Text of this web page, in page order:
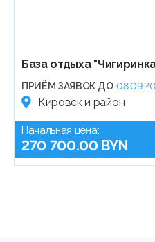
База отдыха
ПРИЁМ ЗАЯВОК ДО
Кировск и район
Начальная цена:
270 700.00 BYN